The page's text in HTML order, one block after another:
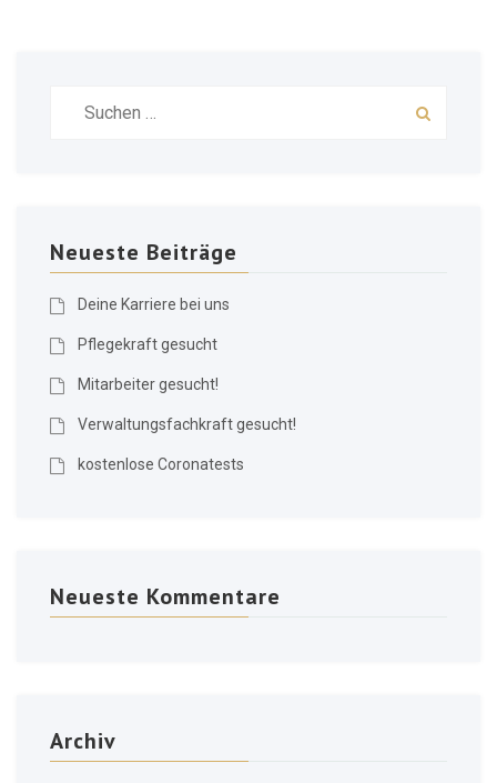
nach:
Neueste Beiträge
Deine Karriere bei uns
Pflegekraft gesucht
Mitarbeiter gesucht!
Verwaltungsfachkraft gesucht!
kostenlose Coronatests
Neueste Kommentare
Archiv